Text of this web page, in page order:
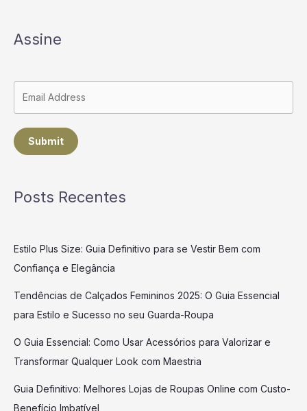
Assine
Submit
Posts Recentes
Estilo Plus Size: Guia Definitivo para se Vestir Bem com
Confiança e Elegância
Tendências de Calçados Femininos 2025: O Guia Essencial
para Estilo e Sucesso no seu Guarda-Roupa
O Guia Essencial: Como Usar Acessórios para Valorizar e
Transformar Qualquer Look com Maestria
Guia Definitivo: Melhores Lojas de Roupas Online com Custo-
Benefício Imbatível